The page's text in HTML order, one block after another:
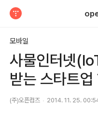
모바일
사물인터넷
받는 스타트
(주)오픈컴즈 2014. 11. 25.